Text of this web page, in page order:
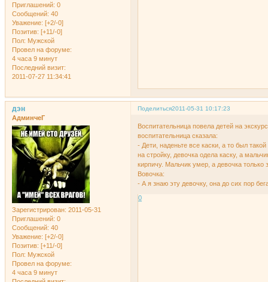
Приглашений: 0
Сообщений: 40
Уважение: [+2/-0]
Позитив: [+11/-0]
Пол: Мужской
Провел на форуме:
4 часа 9 минут
Последний визит:
2011-07-27 11:34:41
Поделиться2011-05-31 10:17:23
дэн
АдминчеГ
Зарегистрирован: 2011-05-31
Приглашений: 0
Сообщений: 40
Уважение: [+2/-0]
Позитив: [+11/-0]
Пол: Мужской
Провел на форуме:
4 часа 9 минут
Воспитательница повела детей на
воспитательница сказала:
- Дети, наденьте все каски, а то был
на стpойку, девочка одела каску, а
киpпичу. Мальчик умеp, а девочка только
Вовочка:
- А я знаю эту девочку, она до сих поp
0